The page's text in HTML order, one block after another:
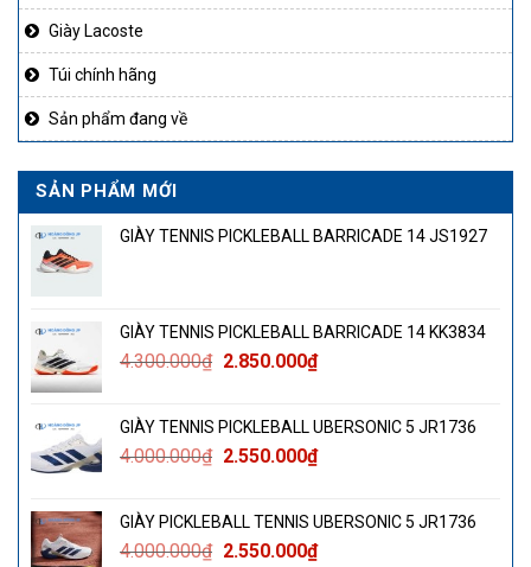
Giày Lacoste
Túi chính hãng
Sản phẩm đang về
SẢN PHẨM MỚI
GIÀY TENNIS PICKLEBALL BARRICADE 14 JS1927
GIÀY TENNIS PICKLEBALL BARRICADE 14 KK3834
4.300.000₫ Giá
4.300.000₫.
2.850.000₫Giá
là:
2.850.000₫.
GIÀY TENNIS PICKLEBALL UBERSONIC 5 JR1736
4.000.000₫ Giá
4.000.000₫.
2.550.000₫Giá
là:
2.550.000₫.
GIÀY PICKLEBALL TENNIS UBERSONIC 5 JR1736
4.000.000₫ Giá
2.550.000₫Giá